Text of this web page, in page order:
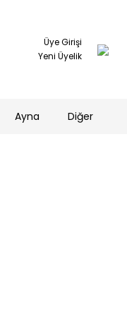
Üye Girişi
Yeni Üyelik
Ayna Diğer